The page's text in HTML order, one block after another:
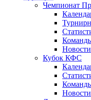
Чемпионат
Новости
Кубок КФС
Новости